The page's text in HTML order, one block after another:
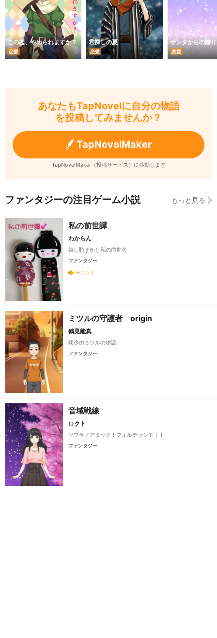
この恋、やめられますか？
恋愛
君探しの夏
恋愛
サンタからの贈
恋愛
あなたもTapNovelに自分の物語
を投稿してみませんか？
TapNovelMaker
TapNovelMaker（投稿サービス）に移動します
ファンタジーの注目ゲーム小説 もっと見る
私の前世譚
わからん
嬉し恥ずかし私の前世考
ファンタジー
サウンド
ミツルの守護者 origin
鶴見能真
幼少のミツルの物語
ファンタジー
音域戦線
ロクト
ソプラノアタック！フォルテッシモ！！
ファンタジー